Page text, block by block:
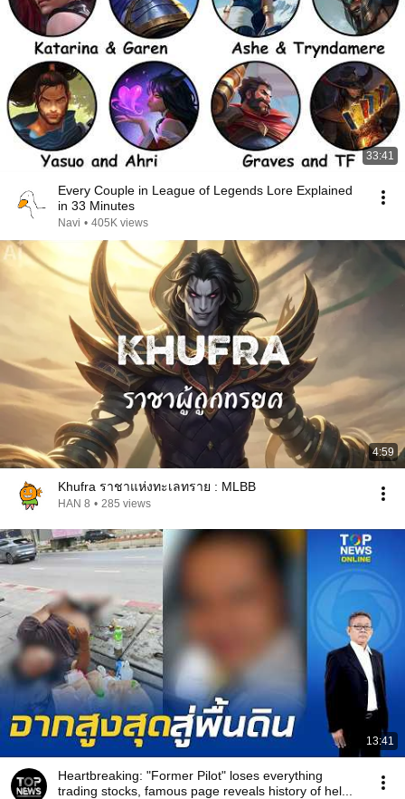
33:41
Every Couple in League of Legends Lore Explained
in 33 Minutes
Navi • 405K views
4:59
Khufra ราชาแห่งทะเลทราย : MLBB
HAN 8 • 285 views
13:41
Heartbreaking: "Former Pilot" loses everything
trading stocks, famous page reveals history of hel...